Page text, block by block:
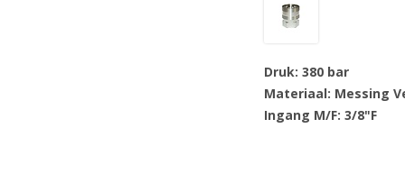
Druk: 380 bar
Materiaal: Messing
Ingang M/F: 3/8"F